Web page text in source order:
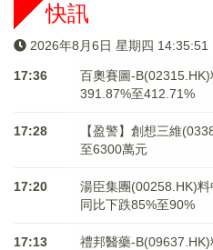
快訊
2026年8月6日 星期四 14:35:52
17:36
百奧賽圖-
391.87%至412.71%
17:28
【盈警】創想三維
至6300萬元
17:20
湯臣集團(00258.HK)
同比下跌85%至90%
17:13
禮邦醫藥-